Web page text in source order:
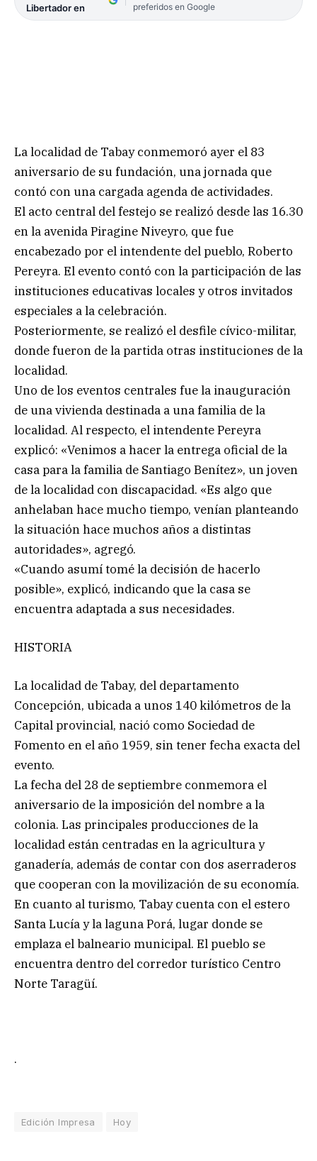
Libertador en
preferidos en Google
La localidad de Tabay conmemoró ayer el 83
aniversario de su fundación, una jornada que
contó con una cargada agenda de actividades.
El acto central del festejo se realizó desde las 16.30
en la avenida Piragine Niveyro, que fue
encabezado por el intendente del pueblo, Roberto
Pereyra. El evento contó con la participación de las
instituciones educativas locales y otros invitados
especiales a la celebración.
Posteriormente, se realizó el desfile cívico-militar,
donde fueron de la partida otras instituciones de la
localidad.
Uno de los eventos centrales fue la inauguración
de una vivienda destinada a una familia de la
localidad. Al respecto, el intendente Pereyra
explicó: «Venimos a hacer la entrega oficial de la
casa para la familia de Santiago Benítez», un joven
de la localidad con discapacidad. «Es algo que
anhelaban hace mucho tiempo, venían planteando
la situación hace muchos años a distintas
autoridades», agregó.
«Cuando asumí tomé la decisión de hacerlo
posible», explicó, indicando que la casa se
encuentra adaptada a sus necesidades.
HISTORIA
La localidad de Tabay, del departamento
Concepción, ubicada a unos 140 kilómetros de la
Capital provincial, nació como Sociedad de
Fomento en el año 1959, sin tener fecha exacta del
evento.
La fecha del 28 de septiembre conmemora el
aniversario de la imposición del nombre a la
colonia. Las principales producciones de la
localidad están centradas en la agricultura y
ganadería, además de contar con dos aserraderos
que cooperan con la movilización de su economía.
En cuanto al turismo, Tabay cuenta con el estero
Santa Lucía y la laguna Porá, lugar donde se
emplaza el balneario municipal. El pueblo se
encuentra dentro del corredor turístico Centro
Norte Taragüí.
.
Edición Impresa Hoy